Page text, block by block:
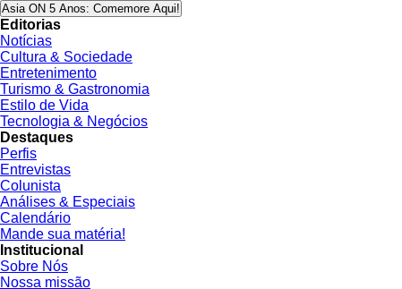
Asia ON 5 Anos: Comemore Aqui!
Editorias
Notícias
Cultura & Sociedade
Entretenimento
Turismo & Gastronomia
Estilo de Vida
Tecnologia & Negócios
Destaques
Perfis
Entrevistas
Colunista
Análises & Especiais
Calendário
Mande sua matéria!
Institucional
Sobre Nós
Nossa missão